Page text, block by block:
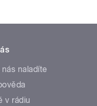
nás naladíte
v rádiu